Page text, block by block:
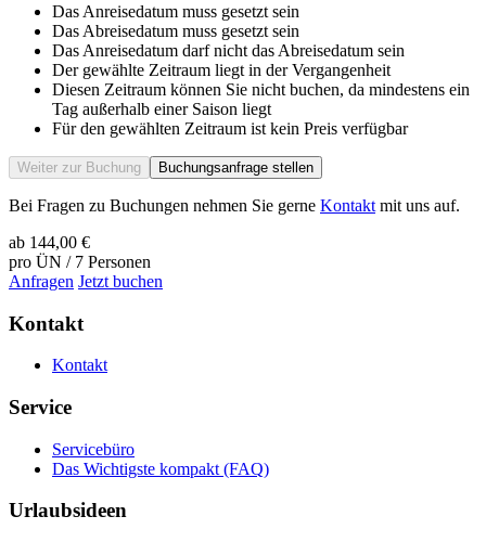
Das Anreisedatum muss gesetzt sein
Das Abreisedatum muss gesetzt sein
Das Anreisedatum darf nicht das Abreisedatum sein
Der gewählte Zeitraum liegt in der Vergangenheit
Diesen Zeitraum können Sie nicht buchen, da mindestens ein
Tag außerhalb einer Saison liegt
Für den gewählten Zeitraum ist kein Preis verfügbar
Weiter zur Buchung Buchungsanfrage stellen
Bei Fragen zu Buchungen nehmen Sie gerne Kontakt mit uns auf.
ab 144,00 €
pro ÜN / 7 Personen
Anfragen Jetzt buchen
Kontakt
Kontakt
Service
Servicebüro
Das Wichtigste kompakt (FAQ)
Urlaubsideen